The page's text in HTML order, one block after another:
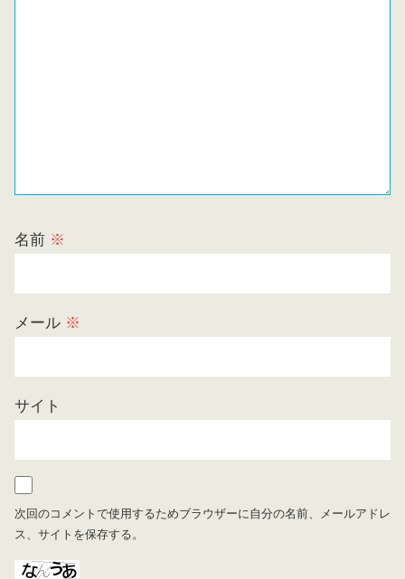
名前 ※
メール ※
サイト
次回のコメントで使用するためブラウザーに自分の名前、メールアドレ
ス、サイトを保存する。